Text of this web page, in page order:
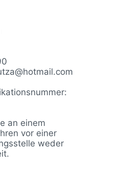
an einem
vor einer
weder